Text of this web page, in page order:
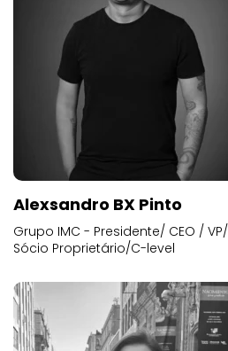
Alexsandro BX Pinto
Grupo IMC - Presidente/ CEO / VP/
Sócio Proprietário/C-level